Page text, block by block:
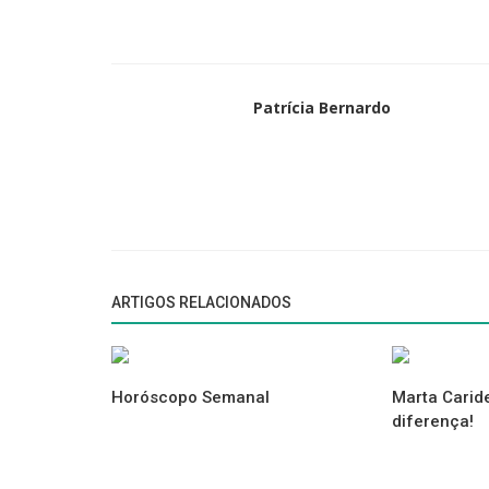
(23 de Agosto - 22 de Setembro)
Patrícia Bernardo
ARTIGOS RELACIONADOS
Horóscopo Semanal
Marta
diferença!